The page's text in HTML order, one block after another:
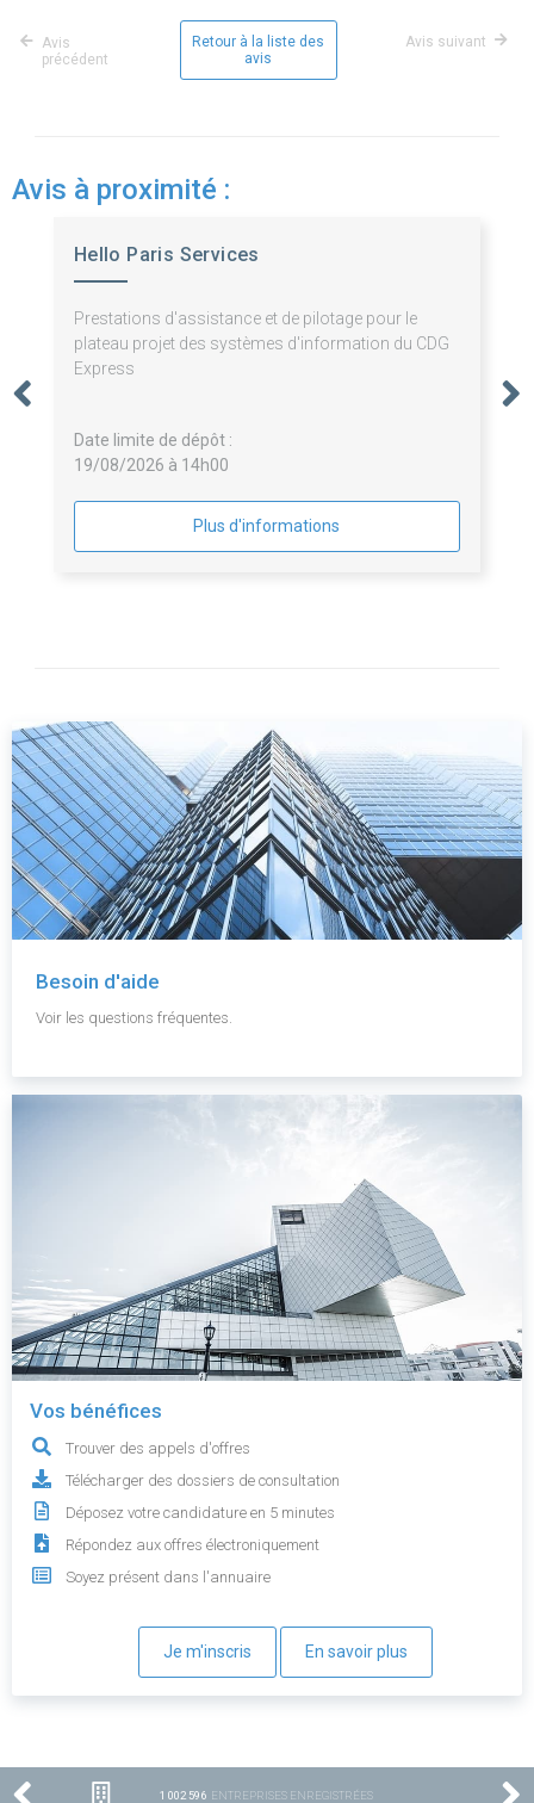
Avis
précédent
Retour à la liste des
avis
Avis suivant
Avis à proximité :
Hello Paris Services
Prestations d'assistance et de pilotage pour le
plateau projet des systèmes d'information du CDG
Express
Date limite de dépôt :
19/08/2026 à 14h00
Plus d'informations
Besoin d'aide
Voir les questions fréquentes.
Vos bénéfices
Trouver des appels d'offres
Télécharger des dossiers de consultation
Déposez votre candidature en 5 minutes
Répondez aux offres électroniquement
Soyez présent dans l'annuaire
Je m'inscris En savoir plus
1 002 596 ENTREPRISES ENREGISTRÉES